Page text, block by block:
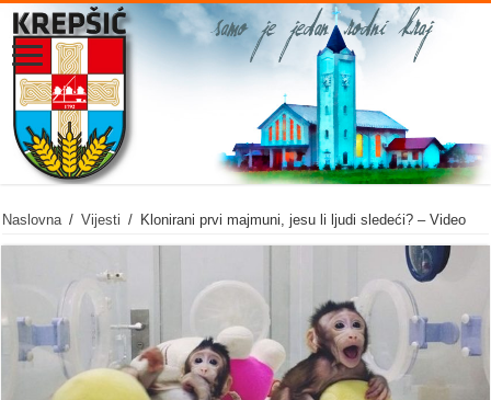
Naslovna / Vijesti / Klonirani prvi majmuni, jesu li ljudi sledeći? – Video